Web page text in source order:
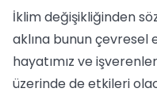
İklim değişikliğinden
aklına bunun çevresel
hayatımız ve
üzerinde de etkileri